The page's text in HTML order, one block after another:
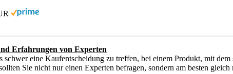
Erfahrungen von Experten
schwer eine Kaufentscheidung zu treffen, bei einem Produkt, mit
Sie nicht nur einen Experten befragen, sondern am besten